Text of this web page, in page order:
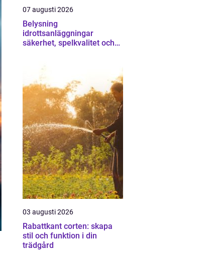
07 augusti 2026
Belysning
idrottsanläggningar
säkerhet, spelkvalitet och
03 augusti 2026
Rabattkant corten: skapa
stil och funktion i din
trädgård